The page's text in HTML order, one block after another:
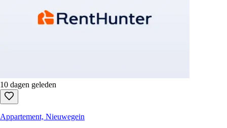
10 dagen geleden
Appartement, Nieuwegein